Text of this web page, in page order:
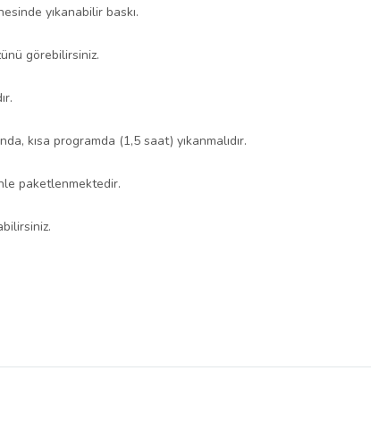
yıkanabilir baskı.
görebilirsiniz.
kısa programda (1,5 saat) yıkanmalıdır.
paketlenmektedir.